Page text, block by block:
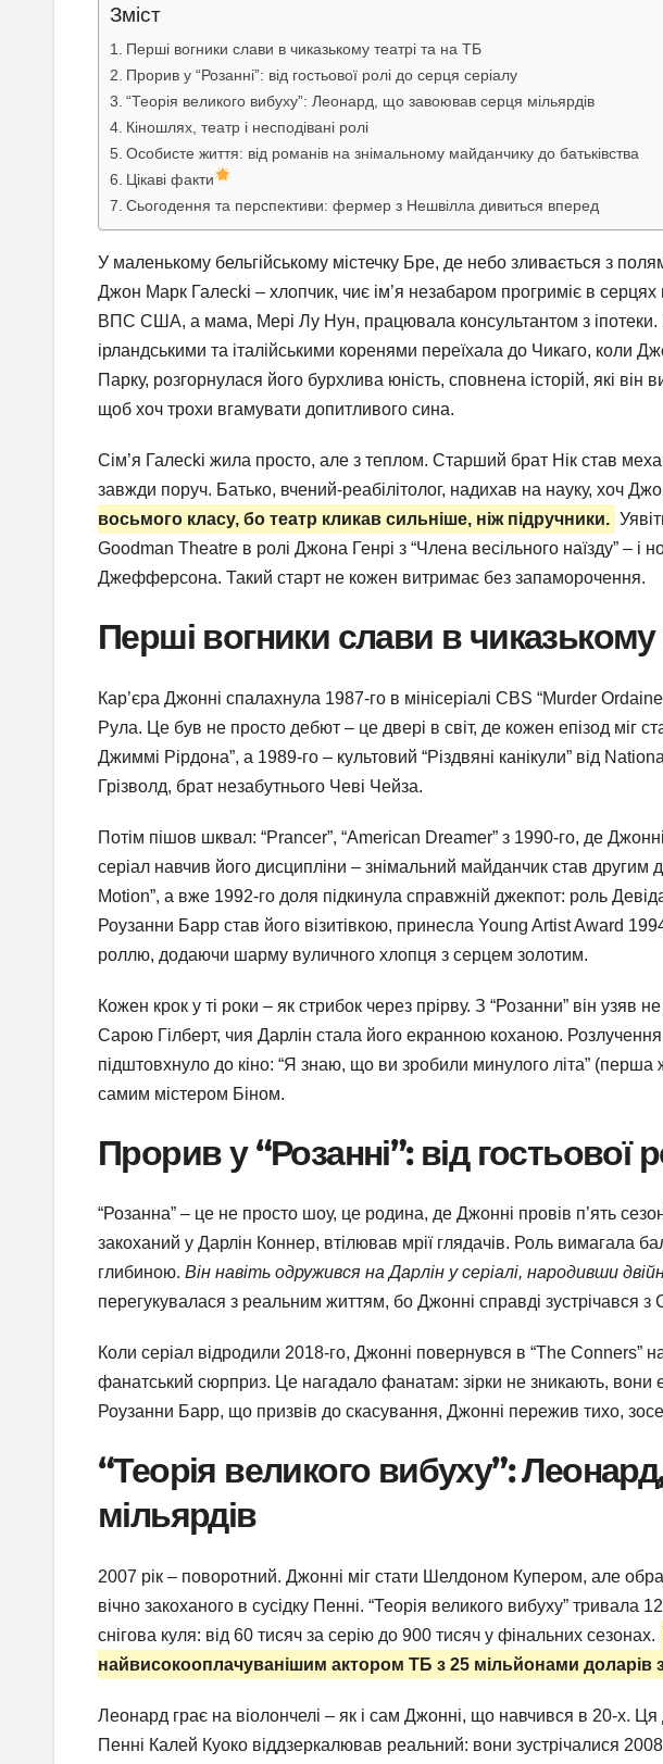
Зміст
Перші вогники слави в чиказькому театрі та на ТБ
Прорив у “Розанні”: від гостьової ролі до серця серіалу
“Теорія великого вибуху”: Леонард, що завоював серця мільярдів
Кіношлях, театр і несподівані ролі
Особисте життя: від романів на знімальному майданчику до батьківства
Цікаві факти
Сьогодення та перспективи: фермер з Нешвілла дивиться вперед
У маленькому бельгійському містечку Бре, де небо зливається з
Джон Марк Галecki – хлопчик, чиє ім’я незабаром прогриміє в
ВПС США, а мама, Мері Лу Нун, працювала консультантом з іпотеки.
ірландськими та італійськими коренями переїхала до Чикаго, коли
Парку, розгорнулася його бурхлива юність, сповнена історій, які він
щоб хоч трохи вгамувати допитливого сина.
Сім’я Галecki жила просто, але з теплом. Старший брат Нік став
завжди поруч. Батько, вчений-реабілітолог, надихав на науку, хоч
восьмого класу, бо театр кликав сильніше, ніж підручники.
Goodman Theatre в ролі Джона Генрі з “Члена весільного наїзду” – і
Джефферсона. Такий старт не кожен витримає без запаморочення.
Перші вогники слави в чиказькому
Кар’єра Джонні спалахнула 1987-го в мінісеріалі CBS “Murder
Рула. Це був не просто дебют – це двері в світ, де кожен епізод міг
Джиммі Рірдона”, а 1989-го – культовий “Різдвяні канікули” від
Грізволд, брат незабутнього Чеві Чейза.
Потім пішов шквал: “Prancer”, “American Dreamer” з 1990-го, де
серіал навчив його дисципліни – знімальний майданчик став другим
Motion”, а вже 1992-го доля підкинула справжній джекпот: роль
Роузанни Барр став його візитівкою, принесла Young Artist Award
роллю, додаючи шарму вуличного хлопця з серцем золотим.
Кожен крок у ті роки – як стрибок через прірву. З “Розанни” він узяв
Сарою Гілберт, чия Дарлін стала його екранною коханою.
підштовхнуло до кіно: “Я знаю, що ви зробили минулого літа” (перша
самим містером Біном.
Прорив у “Розанні”: від гостьової
“Розанна” – це не просто шоу, це родина, де Джонні провів п’ять
закоханий у Дарлін Коннер, втілював мрії глядачів. Роль вимагала
глибиною. Він навіть одружився на Дарлін у серіалі, народивши
перегукувалася з реальним життям, бо Джонні справді зустрічався з
Коли серіал відродили 2018-го, Джонні повернувся в “The Conners”
фанатський сюрприз. Це нагадало фанатам: зірки не зникають, вони
Роузанни Барр, що призвів до скасування, Джонні пережив тихо,
“Теорія великого вибуху”:
мільярдів
2007 рік – поворотний. Джонні міг стати Шелдоном Купером, але
вічно закоханого в сусідку Пенні. “Теорія великого вибуху” тривала
снігова куля: від 60 тисяч за серію до 900 тисяч у фінальних сезонах.
найвисокооплачуванішим актором ТБ з 25 мільйонами доларів
Леонард грає на віолончелі – як і сам Джонні, що навчився в 20-х.
Пенні Калей Куоко віддзеркалював реальний: вони зустрічалися